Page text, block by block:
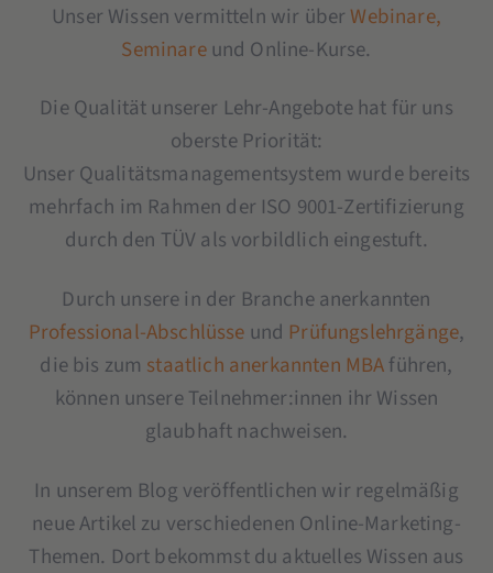
Unser Wissen vermitteln wir überWebinare,
Seminareund Online-Kurse.
Die Qualität unserer Lehr-Angebote hat für uns
oberste Priorität:
Unser Qualitätsmanagementsystem wurde bereits
mehrfach im Rahmen der ISO 9001-Zertifizierung
durch den TÜV als vorbildlich eingestuft.
Durch unsere in der Branche anerkannten
Professional-Abschlüsse und Prüfungslehrgänge,
die bis zum staatlich anerkannten MBAführen,
können unsere Teilnehmer:innen ihr Wissen
glaubhaft nachweisen.
In unserem Blog veröffentlichen wir regelmäßig
neue Artikel zu verschiedenen Online-Marketing-
Themen. Dort bekommst du aktuelles Wissen aus